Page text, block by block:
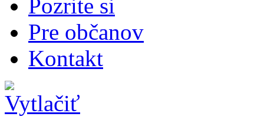
Pozrite si
Pre občanov
Kontakt